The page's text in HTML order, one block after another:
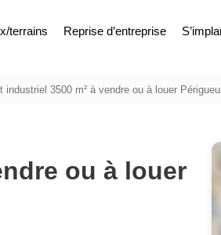
terrains Reprise d’entreprise
industriel 3500 m² à vendre ou à louer
ou à louer